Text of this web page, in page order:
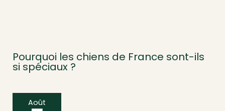
Pourquoi les chiens de France sont-ils
si spéciaux ?
Août